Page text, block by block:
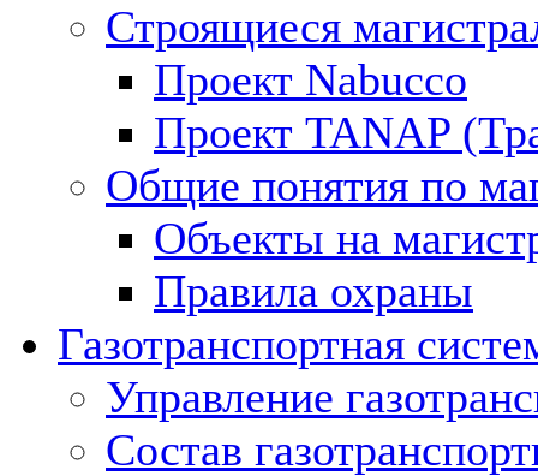
Строящиеся
Проект Nabucco
Проект TANAP
Общие понятия по
Объекты на
Правила охраны
Газотранспортная
Управление
Состав